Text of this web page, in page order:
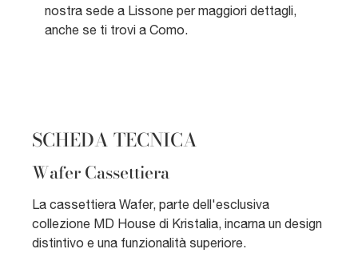
nostra sede a Lissone per maggiori dettagli,
anche se ti trovi a Como.
SCHEDA TECNICA
Wafer Cassettiera
La cassettiera Wafer, parte dell'esclusiva
collezione MD House di Kristalia, incarna un design
distintivo e una funzionalità superiore.